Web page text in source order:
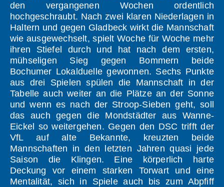
den vergangenen Wochen ordentlich
hochgeschraubt. Nach zwei klaren Niederlagen in
Haltern und gegen Gladbeck wirkt die Mannschaft
wie ausgewechselt, spielt Woche für Woche mehr
ihren Stiefel durch und hat nach dem ersten,
mühseligen Sieg gegen Bommern beide
Bochumer Lokalduelle gewonnen. Sechs Punkte
aus drei Spielen spülen die Mannschaft in der
Tabelle auch weiter an die Plätze an der Sonne
und wenn es nach der Stroop-Sieben geht, soll
das auch gegen die Mondstädter aus Wanne-
Eickel so weitergehen. Gegen den DSC trifft der
VfL auf alte Bekannte, kreuzten beide
Mannschaften in den letzten Jahren quasi jede
Saison die Klingen. Eine körperlich harte
Deckung vor einem starken Torwart und eine
Mentalität, sich in Spiele auch bis zum Abpfiff